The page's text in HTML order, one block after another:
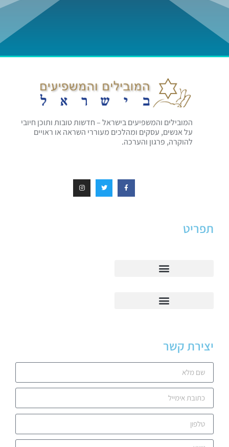
המובילים והמשפיעים בישראל – חדשות טובות ותוכן חיובי
על אנשים, עסקים ומהלכים מעוררי השראה או ראויים
להוקרה, פרגון והערכה.
תפריט
יצירת קשר